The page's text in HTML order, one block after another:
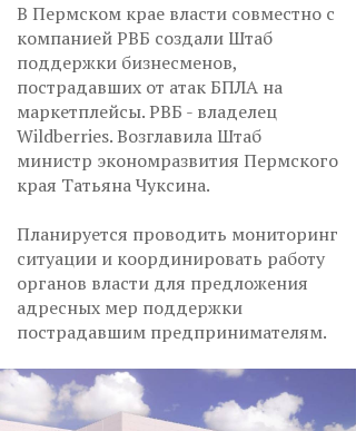
В Пермском крае власти совместно с
компанией РВБ создали Штаб
поддержки бизнесменов,
пострадавших от атак БПЛА на
маркетплейсы. РВБ - владелец
Wildberries. Возглавила Штаб
министр экономразвития Пермского
края Татьяна Чуксина.
Планируется проводить мониторинг
ситуации и координировать работу
органов власти для предложения
адресных мер поддержки
пострадавшим предпринимателям.